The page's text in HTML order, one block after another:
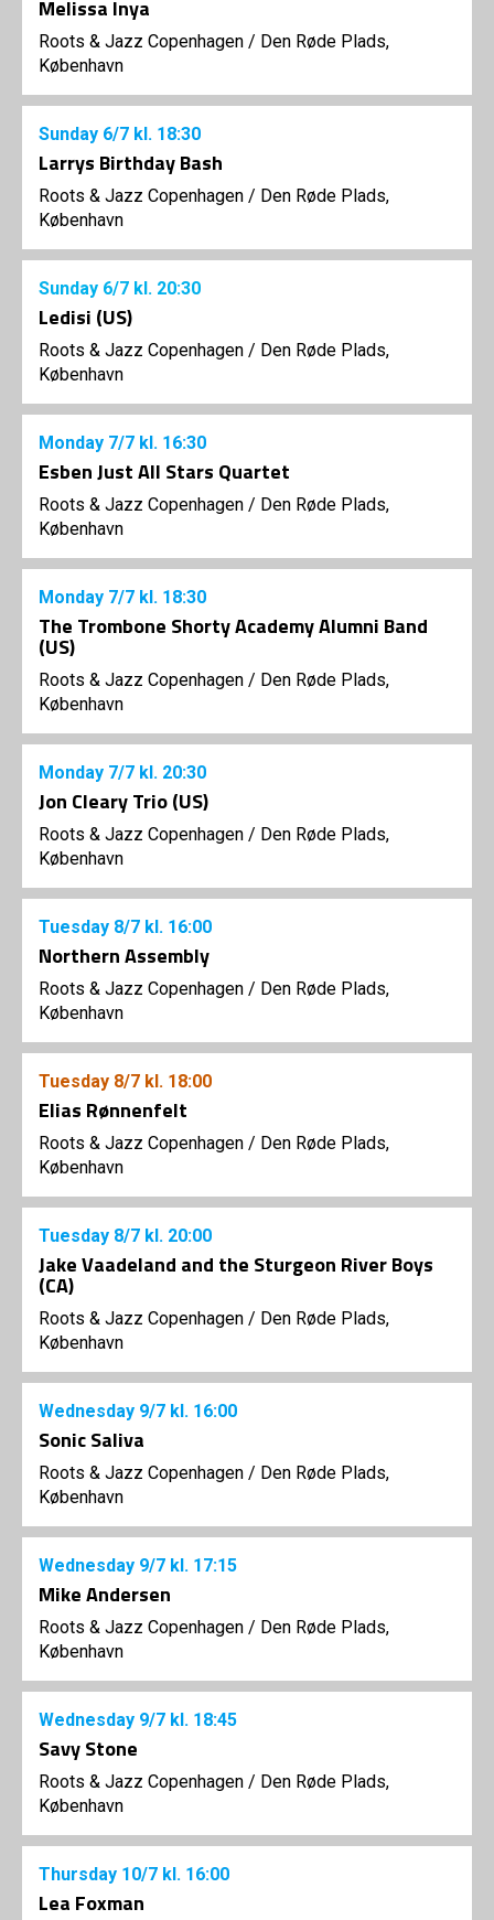
Melissa Inya
Roots & Jazz Copenhagen / Den Røde Plads,
København
Sunday 6/7 kl. 18:30
Larrys Birthday Bash
Roots & Jazz Copenhagen / Den Røde Plads,
København
Sunday 6/7 kl. 20:30
Ledisi (US)
Roots & Jazz Copenhagen / Den Røde Plads,
København
Monday 7/7 kl. 16:30
Esben Just All Stars Quartet
Roots & Jazz Copenhagen / Den Røde Plads,
København
Monday 7/7 kl. 18:30
The Trombone Shorty Academy Alumni Band
(US)
Roots & Jazz Copenhagen / Den Røde Plads,
København
Monday 7/7 kl. 20:30
Jon Cleary Trio (US)
Roots & Jazz Copenhagen / Den Røde Plads,
København
Tuesday 8/7 kl. 16:00
Northern Assembly
Roots & Jazz Copenhagen / Den Røde Plads,
København
Tuesday 8/7 kl. 18:00
Elias Rønnenfelt
Roots & Jazz Copenhagen / Den Røde Plads,
København
Tuesday 8/7 kl. 20:00
Jake Vaadeland and the Sturgeon River Boys
(CA)
Roots & Jazz Copenhagen / Den Røde Plads,
København
Wednesday 9/7 kl. 16:00
Sonic Saliva
Roots & Jazz Copenhagen / Den Røde Plads,
København
Wednesday 9/7 kl. 17:15
Mike Andersen
Roots & Jazz Copenhagen / Den Røde Plads,
København
Wednesday 9/7 kl. 18:45
Savy Stone
Roots & Jazz Copenhagen / Den Røde Plads,
København
Thursday 10/7 kl. 16:00
Lea Foxman